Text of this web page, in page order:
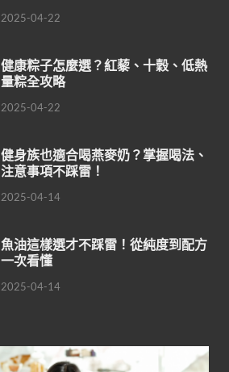
2025-04-22
健康粽子怎麼選？紅藜、十穀、低熱
量粽全攻略
2025-04-22
健身族也適合喝燕麥奶？掌握喝法、
注意事項不踩雷！
2025-04-14
魚油這樣選才不踩雷！從純度到配方
一次看懂
2025-04-14